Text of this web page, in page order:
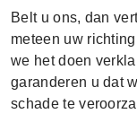
Belt u ons, dan
meteen uw
we het doen
garanderen u dat
schade te